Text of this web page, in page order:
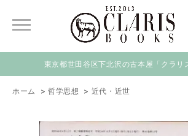
東京都世田谷区下北沢の古本屋「クラリ
ホーム > 哲学思想 > 近代・近世